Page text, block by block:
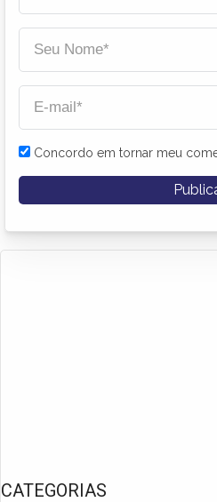
Concordo em tornar meu
CATEGORIAS